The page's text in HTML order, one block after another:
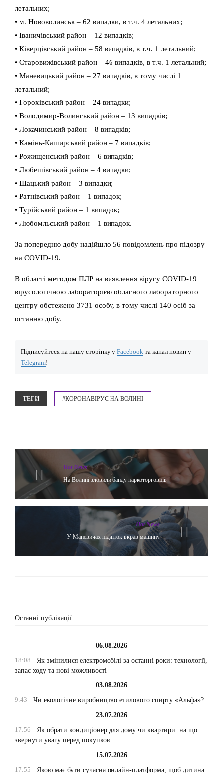
летальних;
• м. Нововолинськ – 62 випадки, в т.ч. 4 летальних;
• Іваничівський район – 12 випадків;
• Ківерцівський район – 58 випадків, в т.ч. 1 летальний;
• Старовижівський район – 46 випадків, в т.ч. 1 летальний;
• Маневицький район – 27 випадків, в тому числі 1
летальний;
• Горохівський район – 24 випадки;
• Володимир-Волинський район – 13 випадків;
• Локачинський район – 8 випадків;
• Камінь-Каширський район – 7 випадків;
• Рожищенський район – 6 випадків;
• Любешівський район – 4 випадки;
• Шацький район – 3 випадки;
• Ратнівський район – 1 випадок;
• Турійський район – 1 випадок;
• Любомльський район – 1 випадок.
За попередню добу надійшло 56 повідомлень про підозру
на COVID-19.
В області методом ПЛР на виявлення вірусу COVID-19
вірусологічною лабораторією обласного лабораторного
центру обстежено 3731 особу, в тому числі 140 осіб за
останню добу.
Підписуйтеся на нашу сторінку у Facebook та канал новин у
Telegram!
ТЕГИ #КОРОНАВІРУС НА ВОЛИНІ
Hot News
На Волині зловили банду наркоторговців
Hot News
У Маневичах підліток вкрав машину
Останні публікації
06.08.2026
18:08
Як змінилися електромобілі за останні роки: технології,
запас ходу та нові можливості
03.08.2026
9:43
Чи екологічне виробництво етилового спирту «Альфа»?
23.07.2026
17:56
Як обрати кондиціонер для дому чи квартири: на що
звернути увагу перед покупкою
15.07.2026
17:55
Якою має бути сучасна онлайн-платформа, щоб дитина